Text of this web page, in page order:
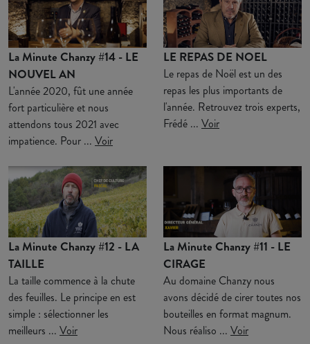
La Minute Chanzy #14 - LE
NOUVEL AN
L'année 2020, fût une année
fort particulière et nous
attendons tous 2021 avec
impatience. Pour ... Voir
LE REPAS DE NOEL
Le repas de Noël est un des
repas les plus importants de
l'année. Retrouvez trois experts,
Frédé ... Voir
La Minute Chanzy #12 - LA
TAILLE
La taille commence à la chute
des feuilles. Le principe en est
simple : sélectionner les
meilleurs ... Voir
La Minute Chanzy #11 - LE
CIRAGE
Au domaine Chanzy nous
avons décidé de cirer toutes nos
bouteilles en format magnum.
Nous réaliso ... Voir